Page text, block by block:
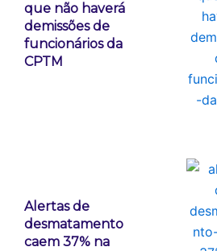
que não haverá
demissões de
funcionários da
CPTM
Alertas de
desmatamento
caem 37% na